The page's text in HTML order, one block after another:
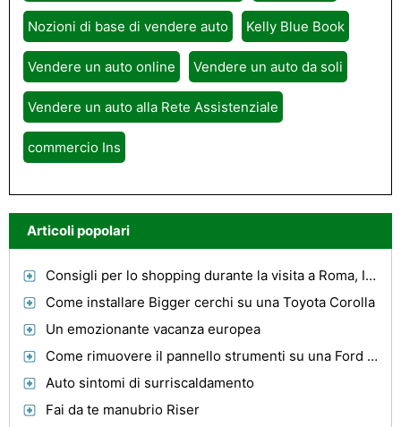
Nozioni di base di vendere auto Kelly Blue Book
Vendere un auto online Vendere un auto da soli
Vendere un auto alla Rete Assistenziale
commercio Ins
Articoli popolari
Consigli per lo shopping durante la visita a Roma, Italia
Come installare Bigger cerchi su una Toyota Corolla
Un emozionante vacanza europea
Come rimuovere il pannello strumenti su una Ford Explorer 1998
Auto sintomi di surriscaldamento
Fai da te manubrio Riser